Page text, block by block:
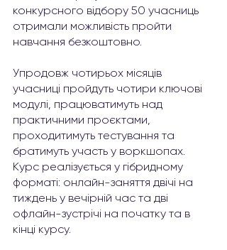
конкурсного відбору 50 учасниць
отримали можливість пройти
навчання безкоштовно.
Упродовж чотирьох місяців
учасниці пройдуть чотири ключові
модулі, працюватимуть над
практичними проєктами,
проходитимуть тестування та
братимуть участь у воркшопах.
Курс реалізується у гібридному
форматі: онлайн-заняття двічі на
тиждень у вечірній час та дві
офлайн-зустрічі на початку та в
кінці курсу.